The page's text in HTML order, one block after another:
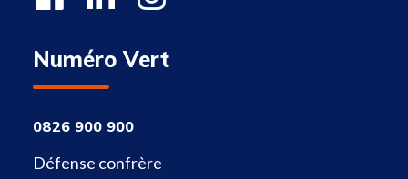
Numéro Vert
0826 900 900
Défense confrère